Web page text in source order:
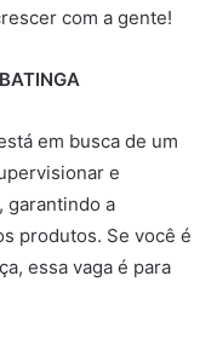
com a gente!
em busca de um
e
garantindo a
produtos. Se você é
essa vaga é para